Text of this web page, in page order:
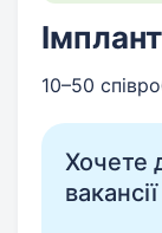
10–50
Хочете